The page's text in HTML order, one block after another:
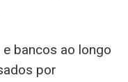
e bancos ao longo
por